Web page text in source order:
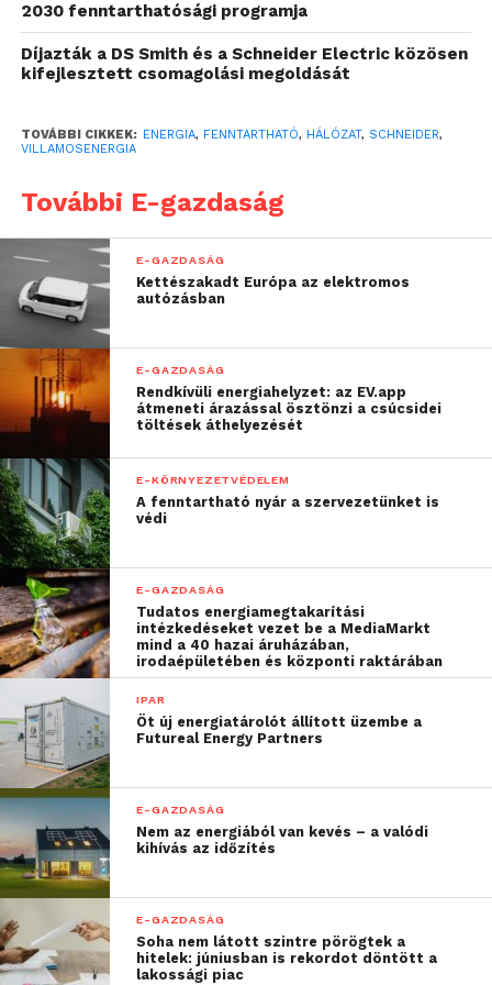
gyorsabban kapcsolódhassanak a hálózatokhoz. A
két vállalat által kínált megoldások alkalmazása
lehetővé teszi a drága hálózati fejlesztések
rendszerköltségeket, így elkerülhetővé teszi az
áremelést a lakossági fogyasztók és az ipar felé, és
energiaátmenetet.
A Schneider Electric és a Kraken összefogása
lehetővé teszi a háztartások és a vállalkozások
számára, hogy hozzájáruljanak egy rugalmasabb és
hatékonyabb villamosenergia-rendszer
megvalósításához. A villamosenergia-igény
elektromos járművek, otthoni energiatárolók,
napenergia-rendszerek, ipari szereplők és közüzemi
méretű energiaforrások közötti elosztásának
optimalizálásával csökkenthetők a hálózati
torlódások, valós időben lehet egyensúlyban tartani
a hálózatot és lehet értéket teremteni az egész
energiarendszerben. Elemzői becslés szerint, ha
csak az iparban és a kereskedelmi szektorban
sikerül növelni a keresleti oldali rugalmasságot, az
éves szinten akár ezermilliárd dollárt is érhet.
a rugalmasság fokozása. Csak az adatközpontok
áramigénye 2024-ben elérte a 415 TWh-t, és ez a
szám 2030-ra várhatóan megduplázódik. Ezen felül a
hálózatok súlyos túlterheléssel küzdenek, mivel a
hálózatüzemeltetőknek gyakran nem áll
rendelkezésükre valós idejű információ a hálózat
állapotáról. Az erre a problémára adott hagyományos
infrastruktúra-fejlesztésekre támaszkodnak. Ez a
patthelyzet pedig késlelteti a hálózati
2030 fenntarthatósági programja
Díjazták a DS Smith és a Schneider Electric közösen
kifejlesztett csomagolási megoldását
TOVÁBBI CIKKEK: ENERGIA, FENNTARTHATÓ, HÁLÓZAT, SCHNEIDER,
VILLAMOSENERGIA
További E-gazdaság
E-GAZDASÁG
Kettészakadt Európa az elektromos
autózásban
E-GAZDASÁG
Rendkívüli energiahelyzet: az EV.app
átmeneti árazással ösztönzi a csúcsidei
töltések áthelyezését
E-KÖRNYEZETVÉDELEM
A fenntartható nyár a szervezetünket is
védi
E-GAZDASÁG
Tudatos energiamegtakarítási
intézkedéseket vezet be a MediaMarkt
mind a 40 hazai áruházában,
irodaépületében és központi raktárában
IPAR
Öt új energiatárolót állított üzembe a
Futureal Energy Partners
E-GAZDASÁG
Nem az energiából van kevés – a valódi
kihívás az időzítés
E-GAZDASÁG
Soha nem látott szintre pörögtek a
hitelek: júniusban is rekordot döntött a
lakossági piac